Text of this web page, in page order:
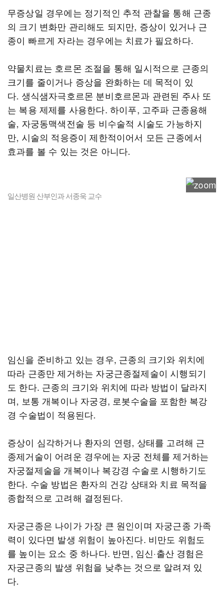
무증상일 경우에는 정기적인 추적 관찰을 통해 근종
의 크기 변화만 관리해도 되지만, 증상이 있거나 근
종이 빠르게 자라는 경우에는 치료가 필요하다.
약물치료는 호르몬 조절을 통해 일시적으로 근종의
크기를 줄이거나 증상을 완화하는 데 목적이 있
다. 생식샘자극호르몬 분비호르몬과 관련된 주사 또
는 복용 제제를 사용한다. 하이푸, 고주파 근종용해
술, 자궁동맥색전술 등 비수술적 시술도 가능하지
만, 시술의 적응증이 제한적이어서 모든 근종에서
효과를 볼 수 있는 것은 아니다.
일산병원 산부인과 서종욱 교수
임신을 준비하고 있는 경우, 근종의 크기와 위치에
따라 근종만 제거하는 자궁근종절제술이 시행되기
도 한다. 근종의 크기와 위치에 따라 방법이 달라지
며, 보통 개복이나 자궁경, 로봇수술을 포함한 복강
경 수술법이 적용된다.
증상이 심각하거나 환자의 연령, 상태를 고려해 근
종제거술이 어려운 경우에는 자궁 전체를 제거하는
자궁절제술을 개복이나 복강경 수술로 시행하기도
한다. 수술 방법은 환자의 건강 상태와 치료 목적을
종합적으로 고려해 결정된다.
자궁근종은 나이가 가장 큰 원인이며 자궁근종 가족
력이 있다면 발생 위험이 높아진다. 비만도 위험도
를 높이는 요소 중 하나다. 반면, 임신·출산 경험은
자궁근종의 발생 위험을 낮추는 것으로 알려져 있
다.